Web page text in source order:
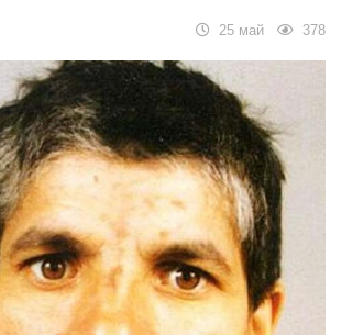
25 май 378